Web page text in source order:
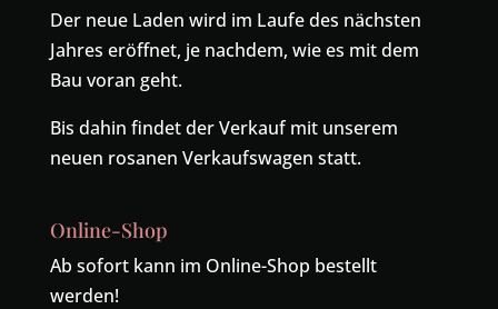
Der neue Laden wird im Laufe des nächsten
Jahres eröffnet, je nachdem, wie es mit dem
Bau voran geht.
Bis dahin findet der Verkauf mit unserem
neuen rosanen Verkaufswagen statt.
Online-Shop
Ab sofort kann im Online-Shop bestellt
werden!